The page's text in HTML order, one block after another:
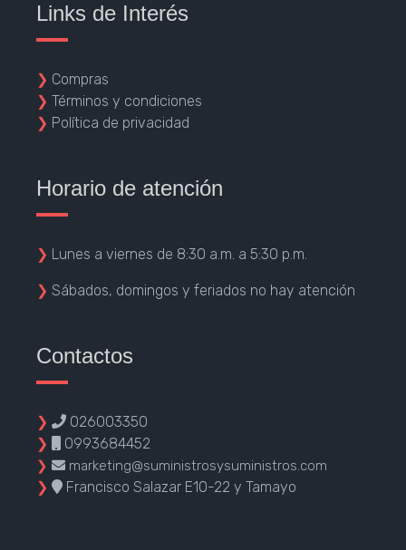
Links de Interés
❯ Compras
❯ Términos y condiciones
❯ Política de privacidad
Horario de atención
❯ Lunes a viernes de 8:30 a.m. a 5:30 p.m.
❯ Sábados, domingos y feriados no hay atención
Contactos
❯
026003350
❯
0993684452
❯ marketing@suministrosysuministros.com
❯ Francisco Salazar E10-22 y Tamayo